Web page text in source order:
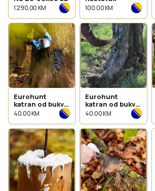
1 290.00 KM 100.00 KM
Eurohunt
katran od bukve
– kanta 3 kg
40.00 KM
Eurohunt
katran od bukve
500 g sa četkom
40.00 KM